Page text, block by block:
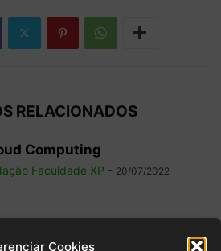
Cookies
RELACIONADOS
Computing
Faculdade XP - 20/07/2022
de Software e